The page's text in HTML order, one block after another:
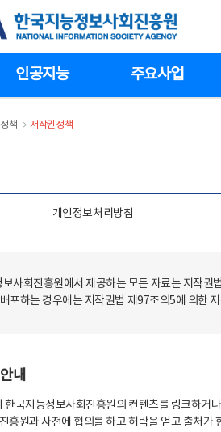
사회진흥원
인공지능 주요사업
책 >
저작권정책
개인정보처리방침
사회진흥원에서 제공하는 모든 자료는 저작권
포하는 경우에는 저작권법 제97조의5에 의한
내
한국지능정보사회진흥원의 컨텐츠를 링크하거
흥원과 사전에 협의를 하고 허락을 얻고 출처